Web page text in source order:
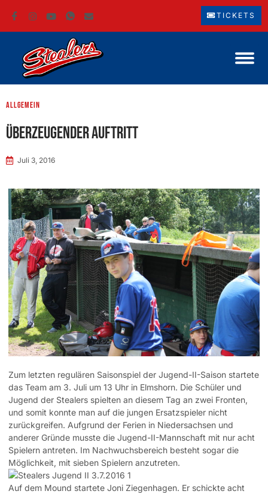
TICKETS
Allgemein
Überzeugender Auftritt
Juli 3, 2016
Zum letzten regulären Saisonspiel der Jugend-II-Saison startete
das Team am 3. Juli um 13 Uhr in Elmshorn. Die Schüler und
Jugend der Stealers spielten an diesem Tag an zwei Fronten,
und somit konnte man auf die jungen Ersatzspieler nicht
zurückgreifen. Aufgrund der Ferien in Niedersachsen und
anderer Gründe musste die Jugend-II-Mannschaft mit nur acht
Spielern antreten. Im Nachwuchsbereich besteht sogar die
Möglichkeit, mit sieben Spielern anzutreten.
Auf dem Mound startete Joni Ziegenhagen. Er schickte acht